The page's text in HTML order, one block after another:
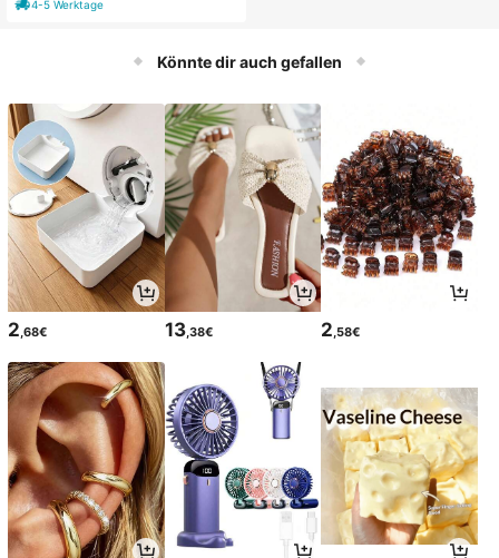
ontonkajaks an Stränden und Sand
4-5 Werktage
Könnte dir auch gefallen
2,68€ 13,38€ 2,58€